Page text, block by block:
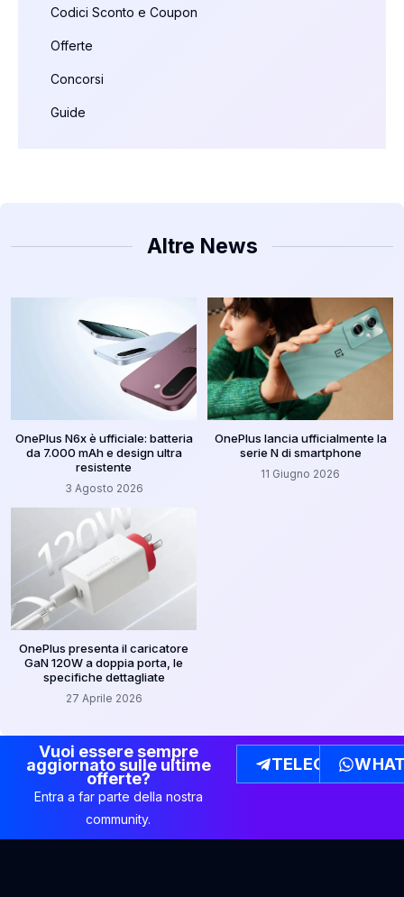
Codici Sconto e Coupon
Offerte
Concorsi
Guide
Altre News
OnePlus N6x è ufficiale: batteria
da 7.000 mAh e design ultra
resistente
3 Agosto 2026
OnePlus lancia ufficialmente la
serie N di smartphone
11 Giugno 2026
OnePlus presenta il caricatore
GaN 120W a doppia porta, le
specifiche dettagliate
27 Aprile 2026
Vuoi essere sempre
aggiornato sulle ultime
offerte?
Entra a far parte della nostra
community.
TELEGRAM